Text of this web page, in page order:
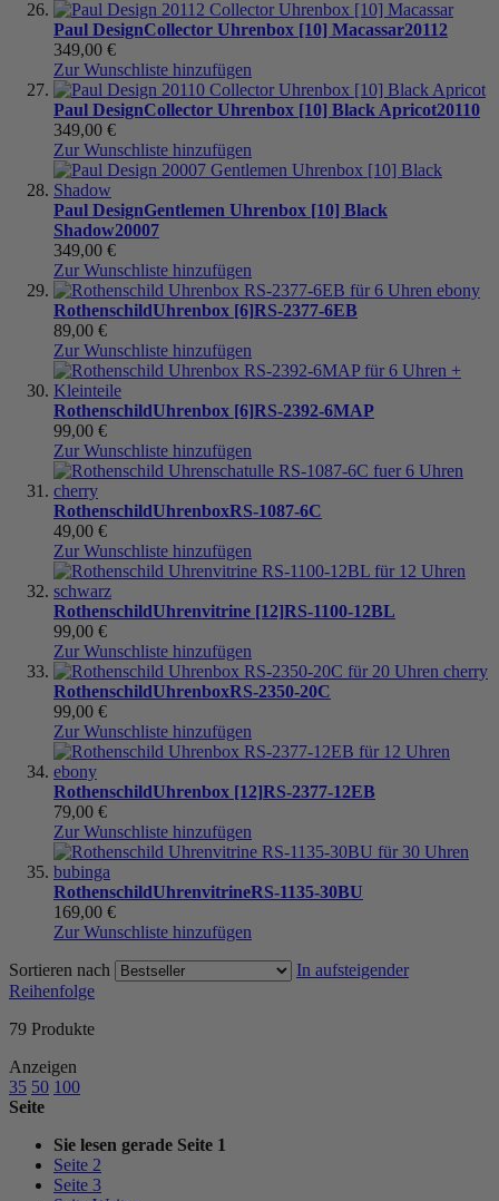
Paul DesignCollector Uhrenbox [10] Macassar20112
349,00 €
Zur Wunschliste hinzufügen
Paul DesignCollector Uhrenbox [10] Black Apricot20110
349,00 €
Zur Wunschliste hinzufügen
Paul DesignGentlemen Uhrenbox [10] Black
Shadow20007
349,00 €
Zur Wunschliste hinzufügen
RothenschildUhrenbox [6]RS-2377-6EB
89,00 €
Zur Wunschliste hinzufügen
RothenschildUhrenbox [6]RS-2392-6MAP
99,00 €
Zur Wunschliste hinzufügen
RothenschildUhrenboxRS-1087-6C
49,00 €
Zur Wunschliste hinzufügen
RothenschildUhrenvitrine [12]RS-1100-12BL
99,00 €
Zur Wunschliste hinzufügen
RothenschildUhrenboxRS-2350-20C
99,00 €
Zur Wunschliste hinzufügen
RothenschildUhrenbox [12]RS-2377-12EB
79,00 €
Zur Wunschliste hinzufügen
RothenschildUhrenvitrineRS-1135-30BU
169,00 €
Zur Wunschliste hinzufügen
Sortieren nach
In aufsteigender
Reihenfolge
79 Produkte
Anzeigen
35 50 100
Seite
Sie lesen gerade Seite 1
Seite 2
Seite 3